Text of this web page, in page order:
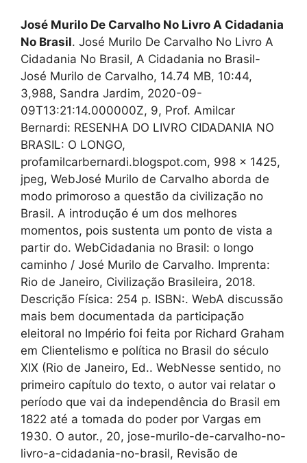
José Murilo De Carvalho No Livro A Cidadania
No Brasil. José Murilo De Carvalho No Livro A
Cidadania No Brasil, A Cidadania no Brasil-
José Murilo de Carvalho, 14.74 MB, 10:44,
3,988, Sandra Jardim, 2020-09-
09T13:21:14.000000Z, 9, Prof. Amilcar
Bernardi: RESENHA DO LIVRO CIDADANIA NO
BRASIL: O LONGO,
profamilcarbernardi.blogspot.com, 998 x 1425,
jpeg, WebJosé Murilo de Carvalho aborda de
modo primoroso a questão da civilização no
Brasil. A introdução é um dos melhores
momentos, pois sustenta um ponto de vista a
partir do. WebCidadania no Brasil: o longo
caminho / José Murilo de Carvalho. Imprenta:
Rio de Janeiro, Civilização Brasileira, 2018.
Descrição Física: 254 p. ISBN:. WebA discussão
mais bem documentada da participação
eleitoral no Império foi feita por Richard Graham
em Clientelismo e política no Brasil do século
XIX (Rio de Janeiro, Ed.. WebNesse sentido, no
primeiro capítulo do texto, o autor vai relatar o
período que vai da independência do Brasil em
1822 até a tomada do poder por Vargas em
1930. O autor., 20, jose-murilo-de-carvalho-no-
livro-a-cidadania-no-brasil, Revisão de